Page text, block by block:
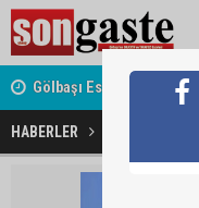
Gölbaşı Esnafının Sesi
HABERLER